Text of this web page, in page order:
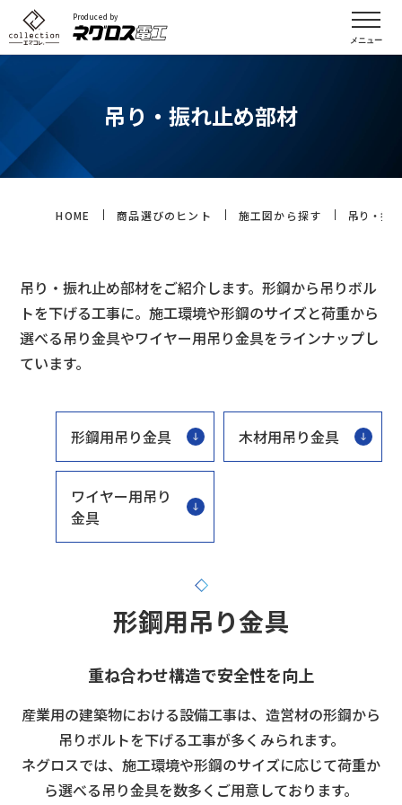
Produced by
吊り・振れ止め部材
HOME 商品選びのヒント 施工図から探す 吊り・振
吊り・振れ止め部材をご紹介します。形鋼から吊りボル
トを下げる工事に。施工環境や形鋼のサイズと荷重から
選べる吊り金具やワイヤー用吊り金具をラインナップし
ています。
形鋼用吊り金具 木材用吊り金具
ワイヤー用吊り
金具
形鋼用吊り金具
重ね合わせ構造で安全性を向上
産業用の建築物における設備工事は、造営材の形鋼から
吊りボルトを下げる工事が多くみられます。
ネグロスでは、施工環境や形鋼のサイズに応じて荷重か
ら選べる吊り金具を数多くご用意しております。